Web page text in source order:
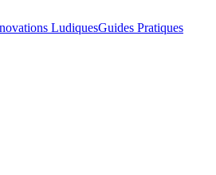
LudiquesGuides Pratiques